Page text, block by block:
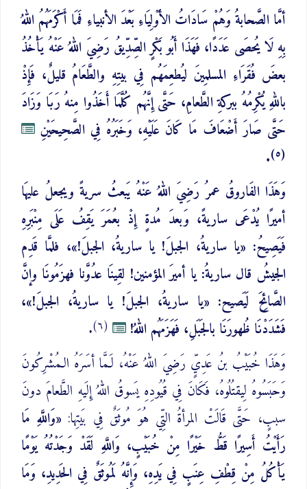
أمَّا الصَّحابةُ وَهُمْ سَادَاتُ الأَوْلِيَاءِ بَعْدَ الأنبياءِ فَمَا أَكْرَمَهُمُ اللهُ
بِهِ لَا يُحصَى عَدَدًا، فَهَذَا أَبُو بَكْرٍ الصِّدِّيقُ رَضِيَ اللهُ عَنْهُ يَأْخُذُ
بعضَ فُقَرَاءِ المسلمِينَ ليُطعِمَهُم فِي بيتِهِ والطَّعَامُ قليلٌ، فَإِذْ
باللهِ يُكْرِمُهُ ببركةِ الطَّعامِ، حَتَّى إِنَّهُم كُلَّمَا أَخَذُوا مِنهُ رَبَا وَزَادَ
حَتَّى صَارَ أَضْعَافَ مَا كَانَ عَلَيْهِ، وَخَبَرُهُ فِي الصَّحِيحَيْنِ
(٥)
.
وَهَذَا الفَاروقُ عمرُ رَضِيَ اللهُ عَنْهُ يَبعثُ سريةً ويجعلُ عليهَا
أميرًا يُدْعَى ساريةً، وَبعدَ مُدةٍ إِذْ بعُمَرَ يَقِفُ عَلَى مِنْبَرِهِ
فَيَصِيحُ: «يا ساريةُ، الجبلَ! يا ساريةُ، الجبلَ!»، فلمَّا قَدِم
الجيشُ قال ساريةُ: يا أميرَ المؤمنين! لقِينَا عدُوَّنا فهزَمُونَا وإنَّ
الصَّائِحَ لَيَصيح: «يا ساريةُ، الجبلَ! يا ساريةُ، الجبلَ!»،
فَشَدَدْنَا ظُهورَنَا بالجَبَلِ، فَهَزَمَهُم اللهُ!
(٦)
.
وَهَذَا خُبَيْبُ بنُ عَدِيٍّ رَضِيَ اللهُ عَنْهُ، لَـمَّا أسَرَهُ الـمُشْرِكُونَ
وَحَبَسُوهُ لِيقتُلُوهُ، فَكَانَ فِي قُيُودِهِ يَسوقُ اللهُ إِلَيهِ الطَّعامَ دونَ
سببٍ، حَتَّى قَالَتْ المرأةُ التِّي هُوَ مُوثَقٌ فِي بَيتِها: «وَاللَّهِ مَا
رَأَيْتُ أَسِيرًا قَطُّ خَيْرًا مِنْ خُبَيْبٍ، وَاللَّهِ لَقَدْ وَجَدْتُهُ يَوْمًا
يَأْكُلُ مِنْ قِطْفِ عِنَبٍ فِي يَدِهِ، وَإِنَّهُ لَمُوثَقٌ فِي الحَدِيدِ، وَمَا